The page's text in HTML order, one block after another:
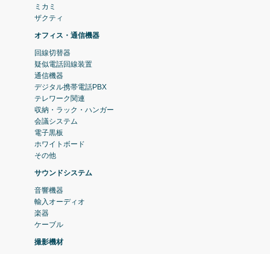
ミカミ
ザクティ
オフィス・通信機器
回線切替器
疑似電話回線装置
通信機器
デジタル携帯電話PBX
テレワーク関連
収納・ラック・ハンガー
会議システム
電子黒板
ホワイトボード
その他
サウンドシステム
音響機器
輸入オーディオ
楽器
ケーブル
撮影機材